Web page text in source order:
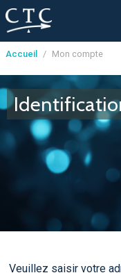
Panneau de gestion des
Accueil / Mon compte
Veuillez saisir votre